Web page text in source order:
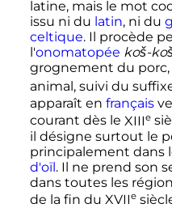
latine, mais le mot
issu ni du latin, ni du
celtique. Il procède
l'onomatopée koš-
grognement du porc,
animal, suivi du
apparaît en français
courant dès le XIIIe
il désigne surtout le
principalement dans
d'oïl. Il ne prend son
dans toutes les
de la fin du XVIIe